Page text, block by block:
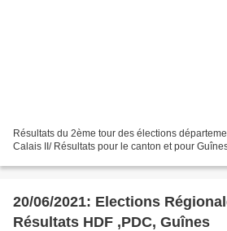
Résultats du 2ème tour des élections
Calais II/ Résultats pour le canton et pour
20/06/2021: Elections
Résultats HDF ,PDC, Guînes